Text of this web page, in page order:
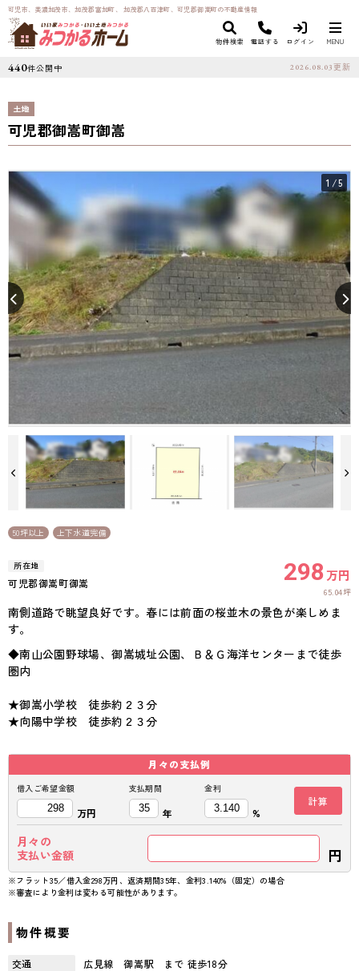
可児市、美濃加茂市、加茂郡富加町、 加茂郡八百津町、可児郡御嵩町の不動産情報
物件検索 電話する ログイン MENU
440件公開中 2026.08.03更新
土地
可児郡御嵩町御嵩
1 /5
50坪以上 上下水道完備
所在地
可児郡御嵩町御嵩 298万円
65.04坪
南側道路で眺望良好です。春には前面の桜並木の景色が楽しめま
す。
◆南山公園野球場、御嵩城址公園、Ｂ＆Ｇ海洋センターまで徒歩
圏内
★御嵩小学校 徒歩約２３分
★向陽中学校 徒歩約２３分
月々の支払例
借入ご希望金額
万円
支払期間
年
金利
%
計算
月々の
支払い金額
円
※フラット35／借入金298万円、返済期間35年、金利3.140%（固定）の場合
※審査により金利は変わる可能性があります。
物件概要
交通
広見線 御嵩駅 まで 徒歩18分